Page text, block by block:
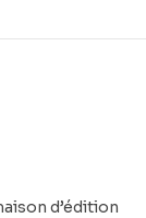
d’édition